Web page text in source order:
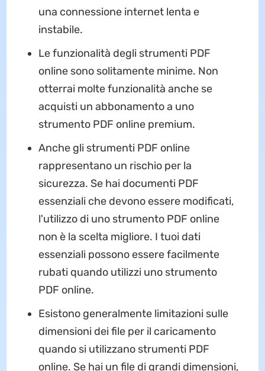
una connessione internet lenta e
instabile.
Le funzionalità degli strumenti PDF
online sono solitamente minime. Non
otterrai molte funzionalità anche se
acquisti un abbonamento a uno
strumento PDF online premium.
Anche gli strumenti PDF online
rappresentano un rischio per la
sicurezza. Se hai documenti PDF
essenziali che devono essere modificati,
l'utilizzo di uno strumento PDF online
non è la scelta migliore. I tuoi dati
essenziali possono essere facilmente
rubati quando utilizzi uno strumento
PDF online.
Esistono generalmente limitazioni sulle
dimensioni dei file per il caricamento
quando si utilizzano strumenti PDF
online. Se hai un file di grandi dimensioni,